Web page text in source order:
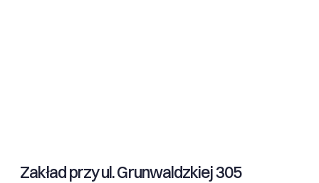
Zakład przy ul. Grunwaldzkiej 305